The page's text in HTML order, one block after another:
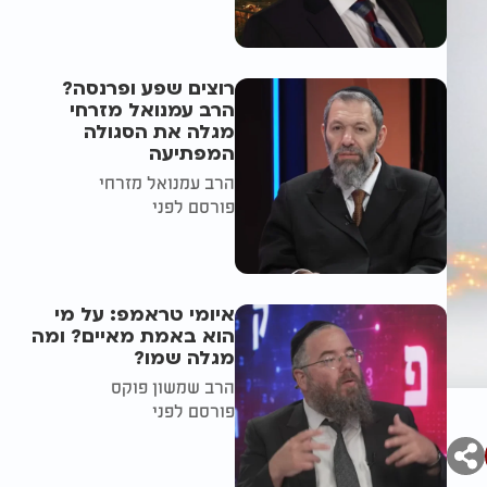
רוצים שפע ופרנסה?
הרב עמנואל מזרחי
מגלה את הסגולה
המפתיעה
הרב עמנואל מזרחי
פורסם לפני
איומי טראמפ: על מי
הוא באמת מאיים? ומה
מגלה שמו?
הרב שמשון פוקס
פורסם לפני